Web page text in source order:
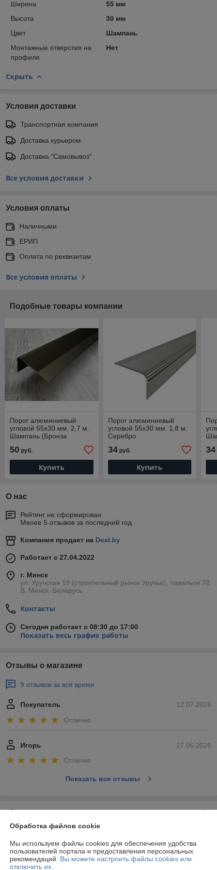
Ширина
55 мм
Высота
30 мм
Цвет
Шампань
Монтажные отверстия на
профиле
Нет
Скрыть
Условия доставки
Транспортная компания
Доставка курьером
Доставка "Самовывоз"
Все условия доставки
Условия оплаты
Наличными
ЕРИП
Оплата по реквизитам
Все условия оплаты
Подобные товары компании
Порог алюминиевый
угловой 55х30 мм. 2,7 м.
Шампань (Бронза
50 руб.
Купить
Порог алюминиевый
угловой 55х30 мм. 1,8 м.
Серебро
34руб.
Купить
34
О нас
Рейтинг не сформирован
Менее 5 отзывов за последний год
Компания продает на Deal.by
Работает с 27.04.2022
г. Минск
ул. Уручская 19 (строительный рынок Уручье), павильон 78
В, Минск, Беларусь
Контакты
Сегодня работает с 08:30 до 17:00
Показать весь график работы
Отзывы о магазине
9 отзывов за всё время
12.07.2026
Покупатель
Отлично
27.06.2026
Игорь
Отлично
Показать все отзывы
О нас
Доставка и оплата
Обработка файлов cookie
Мы используем файлы cookies для обеспечения удобства
пользователей портала и предоставления персональных
рекомендаций. Вы можете настроить файлы cookies или
отключить их.